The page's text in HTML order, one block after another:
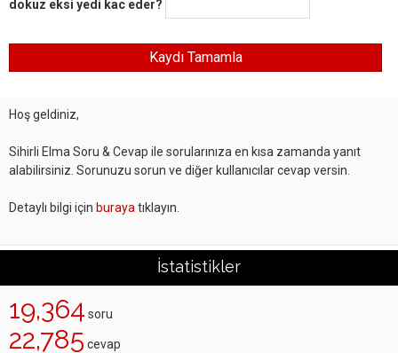
dokuz eksi yedi kac eder?
Hoş geldiniz,
Sihirli Elma Soru & Cevap ile sorularınıza en kısa zamanda yanıt
alabilirsiniz. Sorunuzu sorun ve diğer kullanıcılar cevap versin.
Detaylı bilgi için buraya tıklayın.
İstatistikler
19,364 soru
22,785 cevap